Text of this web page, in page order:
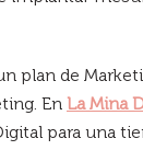
plan de
En La Mina
para una